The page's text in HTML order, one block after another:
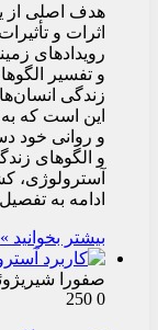
هدف اصلی از
اثرات و
رویدادهای
و تفسیر
زندگی
این است که
و روانی خود
و الگوهای
آسترولوژی،
ادامه به
بیشتر بخوانید »
صفورا شیریژوئن
0